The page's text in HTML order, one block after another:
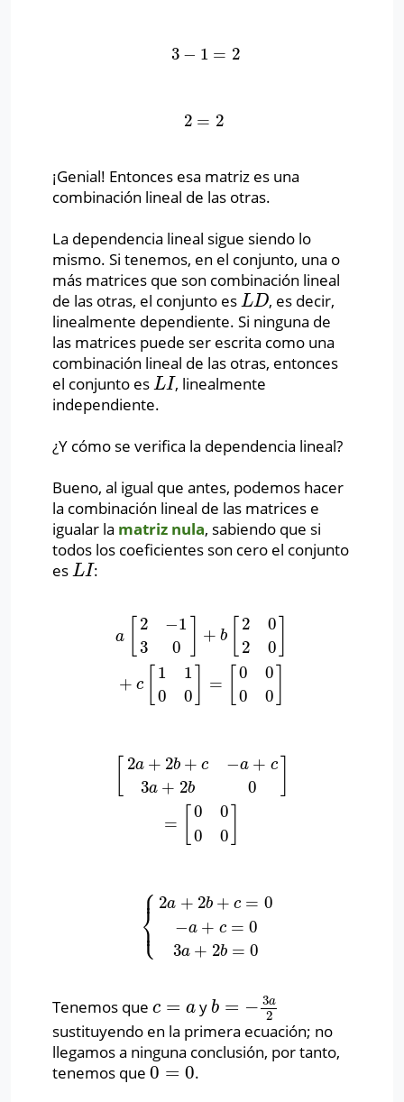
3 − 1 = 2
3− 1=2
2 = 2
2=2
¡Genial! Entonces esa matriz es una
combinación lineal de las otras.
La dependencia lineal sigue siendo lo
mismo. Si tenemos, en el conjunto, una o
más matrices que son combinación lineal
de las otras, el conjunto es LD
LD , es decir,
linealmente dependiente. Si ninguna de
las matrices puede ser escrita como una
combinación lineal de las otras, entonces
el conjunto es LI
LI , linealmente
independiente.
¿Y cómo se verifica la dependencia lineal?
Bueno, al igual que antes, podemos hacer
la combinación lineal de las matrices e
igualar la matriz nula, sabiendo que si
todos los coeficientes son cero el conjunto
es LI
LI :
a
2
3
−1
0
+ b
2
2
0
0
+ c
1
0
1
0
=
0
0
0
0
−1 ]+c[1
2a + 2b + c
3a + 2b
−a + c
0
=
0
0
0
0
+2b + −a c 3a 0]= [ 00
⎧
⎩
⎨⎪
⎪
2a + 2b + c = 0
−a + c = 0
3a + 2b = 0
{2 2b+c =0 −a+c =0
Tenemos que c = a
c=a yb = − 3a
2
b =− 3a2
sustituyendo en la primera ecuación; no
llegamos a ninguna conclusión, por tanto,
tenemos que 0 = 0
0 =0
.